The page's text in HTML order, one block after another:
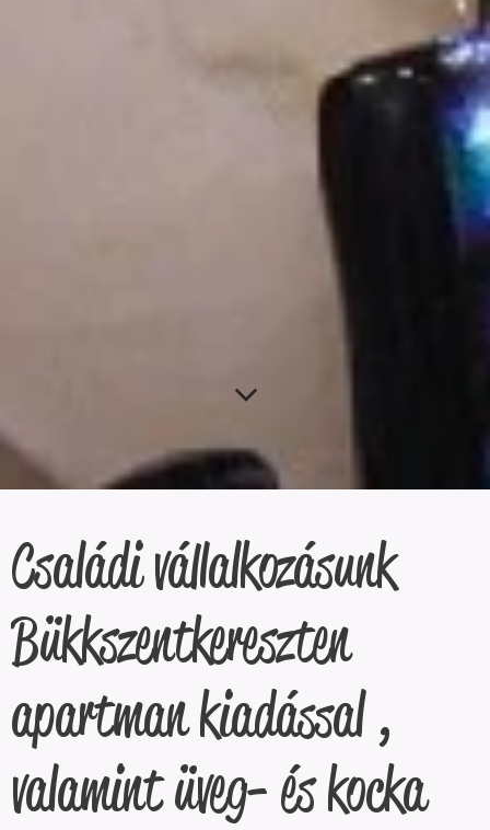
Családi vállalkozásunk
Bükkszentkereszten
apartman kiadással ,
valamint üveg- és kocka